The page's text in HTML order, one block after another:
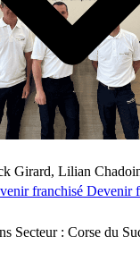
franchisé Devenir
Girard, Lilian
Secteur : Corse du